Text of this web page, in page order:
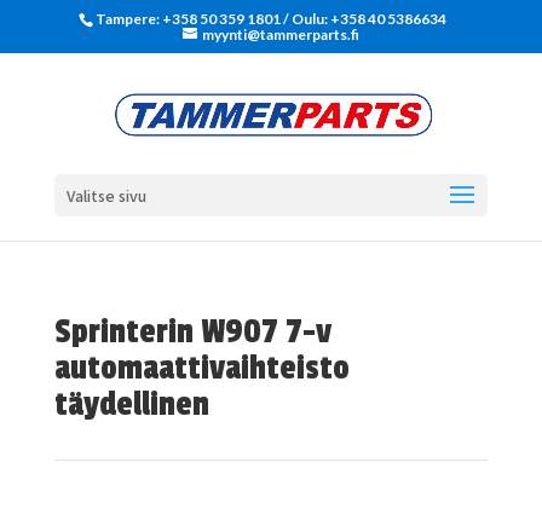
Tampere: +358 50 359 1801‬ / Oulu: +358 40 5386634
myynti@tammerparts.fi
Valitse sivu
Sprinterin W907 7-v
automaattivaihteisto
täydellinen